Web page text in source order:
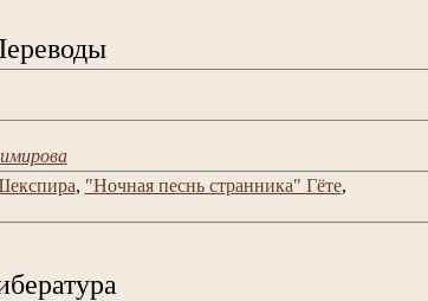
, "Ночная песнь странника" Гёте,